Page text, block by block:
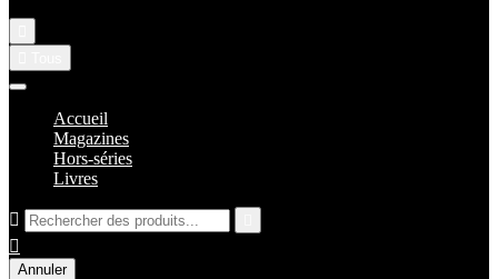
Accueil
Magazines
Hors-séries
Livres


Annuler